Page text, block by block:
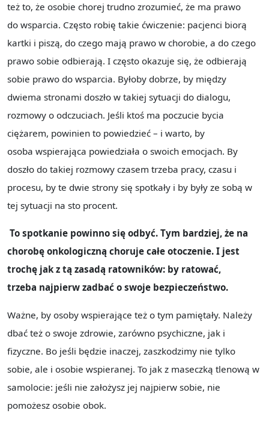
też to, że osobie chorej trudno zrozumieć, że ma prawo
do wsparcia. Często robię takie ćwiczenie: pacjenci biorą
kartki i piszą, do czego mają prawo w chorobie, a do czego
prawo sobie odbierają. I często okazuje się, że odbierają
sobie prawo do wsparcia. Byłoby dobrze, by między
dwiema stronami doszło w takiej sytuacji do dialogu,
rozmowy o odczuciach. Jeśli ktoś ma poczucie bycia
ciężarem, powinien to powiedzieć – i warto, by
osoba wspierająca powiedziała o swoich emocjach. By
doszło do takiej rozmowy czasem trzeba pracy, czasu i
procesu, by te dwie strony się spotkały i by były ze sobą w
tej sytuacji na sto procent.
To spotkanie powinno się odbyć. Tym bardziej, że na
chorobę onkologiczną choruje całe otoczenie. I jest
trochę jak z tą zasadą ratowników: by ratować,
trzeba najpierw zadbać o swoje bezpieczeństwo.
Ważne, by osoby wspierające też o tym pamiętały. Należy
dbać też o swoje zdrowie, zarówno psychiczne, jak i
fizyczne. Bo jeśli będzie inaczej, zaszkodzimy nie tylko
sobie, ale i osobie wspieranej. To jak z maseczką tlenową w
samolocie: jeśli nie założysz jej najpierw sobie, nie
pomożesz osobie obok.